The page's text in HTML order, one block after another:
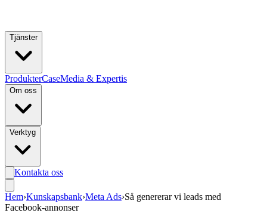
Tjänster
ProdukterCaseMedia & Expertis
Om oss
Verktyg
Kontakta oss
Hem›Kunskapsbank›Meta Ads›Så genererar vi leads med
Facebook-annonser